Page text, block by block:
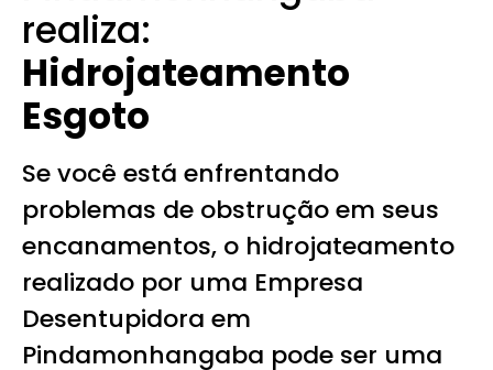
realiza:
Hidrojateamento
Esgoto
Se você está enfrentando
problemas de obstrução em seus
encanamentos, o hidrojateamento
realizado por uma Empresa
Desentupidora em
Pindamonhangaba pode ser uma